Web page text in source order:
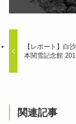
【レポート】白
本関雪記念館
関連記事